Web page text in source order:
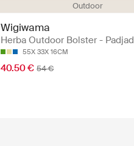
Outdoor
Wigiwama
Herba Outdoor Bolster - Padjad
55X 33X 16CM
40.50 € 54 €